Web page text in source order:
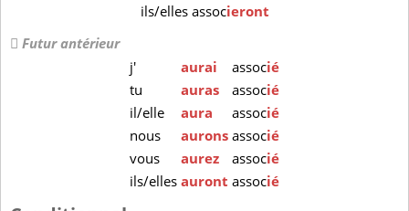
ils/elles associeront
Futur antérieur
j'
aurai associé
tu
auras associé
il/elle
aura associé
nous
auronsassocié
vous
aurez associé
ils/ellesauront associé